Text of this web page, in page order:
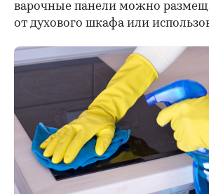
варочные панели можно
от духового шкафа или